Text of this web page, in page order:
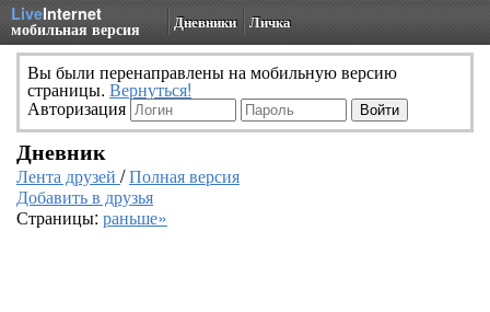
LiveInternet
мобильная версия Дневники Личка
Вы были перенаправлены на мобильную версию
страницы. Вернуться!
Авторизация
Дневник
Лента друзей /Полная версия
Добавить в друзья
Страницы: раньше»